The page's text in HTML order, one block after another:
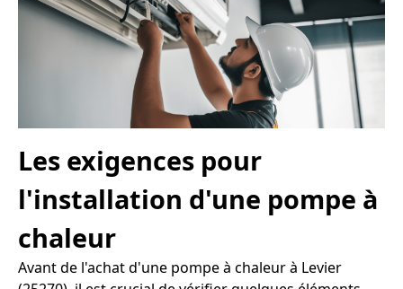
Les exigences pour
l'installation d'une pompe à
chaleur
Avant de l'achat d'une pompe à chaleur à Levier